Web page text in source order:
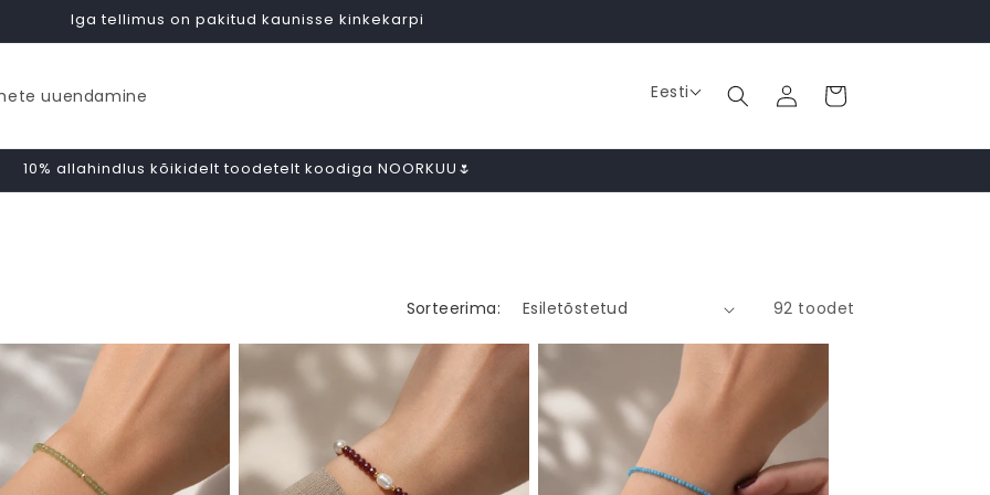
Iga tellimus on pakitud kaunisse kinkekarpi
uuendamine Eesti
Logi
sisse
Käru
10% allahindlus kõikidelt toodetelt koodiga NOORKUU🌷
Sorteerima: 92 toodet